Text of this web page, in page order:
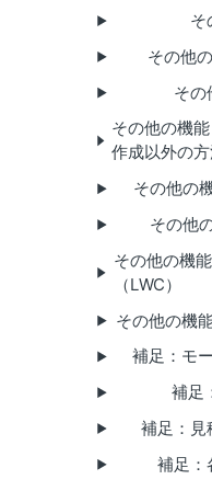
そ
その他
その
その他の機
作成以外の方
その他の
その他
その他の機
（LWC）
その他の機
補足：モ
補足
補足：見
補足：